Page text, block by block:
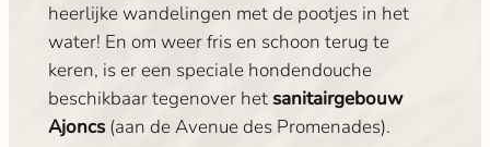
heerlijke wandelingen met de pootjes in het
water! En om weer fris en schoon terug te
keren, is er een speciale hondendouche
beschikbaar tegenover hetsanitairgebouw
Ajoncs(aan de Avenue des Promenades).